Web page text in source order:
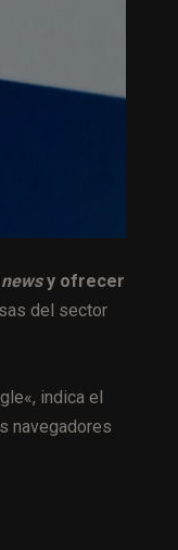
y ofrecer
del sector
«, indica el
navegadores